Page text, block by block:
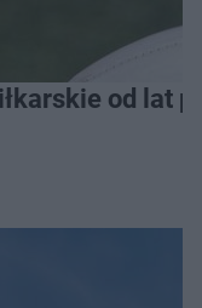
od lat